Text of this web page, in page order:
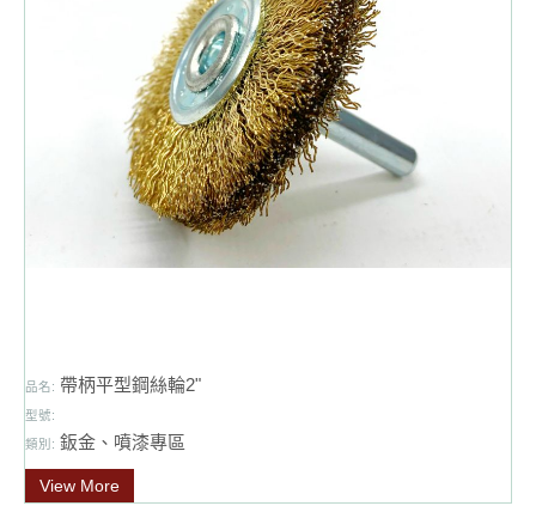
品名: 帶柄平型鋼絲輪2"
型號:
類別: 鈑金、噴漆專區
View More